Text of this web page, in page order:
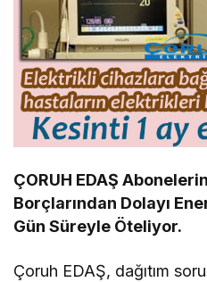
ÇORUH EDAŞ
Borçlarından Dolayı
Gün Süreyle Öteliyor.
Çoruh EDAŞ, dağıtım